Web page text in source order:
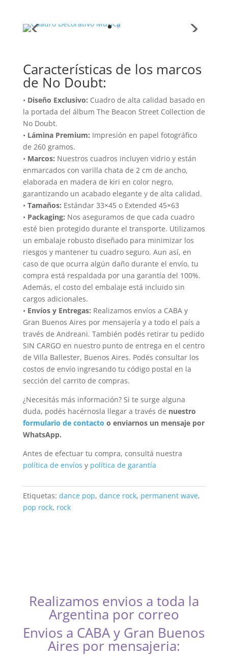
Características de los marcos
de No Doubt:
• Diseño Exclusivo: Cuadro de alta calidad basado en
la portada del álbum The Beacon Street Collection de
No Doubt.
• Lámina Premium: Impresión en papel fotográfico
de 260 gramos.
• Marcos: Nuestros cuadros incluyen vidrio y están
enmarcados con varilla chata de 2 cm de ancho,
elaborada en madera de kiri en color negro,
garantizando un acabado elegante y de alta calidad.
• Tamaños: Estándar 33×45 o Extended 45×63
• Packaging: Nos aseguramos de que cada cuadro
esté bien protegido durante el transporte. Utilizamos
un embalaje robusto diseñado para minimizar los
riesgos y mantener tu cuadro seguro. Aun así, en
caso de que ocurra algún daño durante el envío, tu
compra está respaldada por una garantía del 100%.
Además, el costo del embalaje está incluido sin
cargos adicionales.
• Envíos y Entregas: Realizamos envíos a CABA y
Gran Buenos Aires por mensajería y a todo el país a
través de Andreani. También podés retirar tu pedido
SIN CARGO en nuestro punto de entrega en el centro
de Villa Ballester, Buenos Aires. Podés consultar los
costos de envío ingresando tu código postal en la
sección del carrito de compras.
¿Necesitás más información? Si te surge alguna
duda, podés hacérnosla llegar a través de nuestro
formulario de contacto o enviarnos un mensaje por
WhatsApp.
Antes de efectuar tu compra, consultá nuestra
política de envíos y política de garantía
Etiquetas: dance pop, dance rock, permanent wave,
pop rock, rock
Realizamos envios a toda la
Argentina por correo
Envios a CABA y Gran Buenos
Aires por mensajeria: